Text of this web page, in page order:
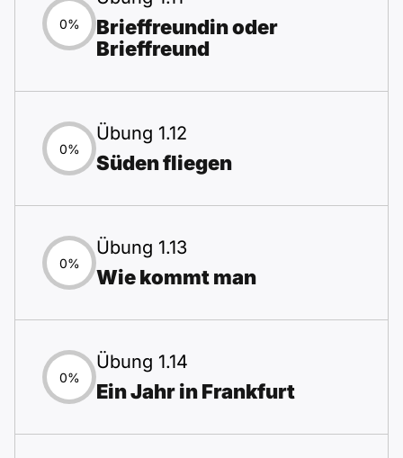
0%
Brieffreundin oder
Brieffreund
0%
Übung 1.12
Süden fliegen
0%
Übung 1.13
Wie kommt man
0%
Übung 1.14
Ein Jahr in Frankfurt